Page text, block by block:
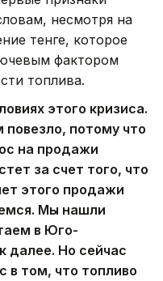
несмотря на
тенге, которое
фактором
топлива.
этого кризиса.
потому что
на продажи
за счет того, что
этого продажи
Мы нашли
в Юго-
далее. Но сейчас
в том, что топливо